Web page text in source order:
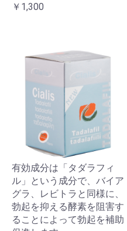
￥1,300
有効成分は「タダラフィ
ル」という成分で、バイア
グラ、レビトラと同様に、
勃起を抑える酵素を阻害す
ることによって勃起を補助